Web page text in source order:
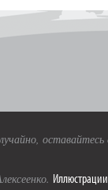
Иллюстрации